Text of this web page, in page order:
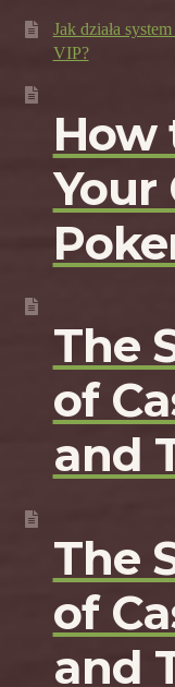
Jak działa
VIP?
How
Your
The
of
and
The
of
and